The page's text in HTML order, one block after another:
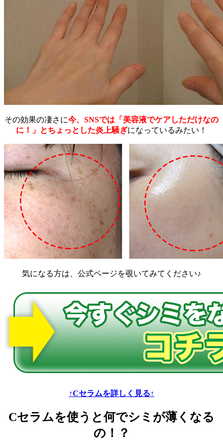
その効果の凄さに今、SNSでは「美容液でケアしただけなの
に！」とちょっとした炎上騒ぎになっているみたい！
気になる方は、公式ページを覗いてみてください♪
↑Cセラムを詳しく見る↑
Cセラムを使うと何でシミが薄くなる
の！？